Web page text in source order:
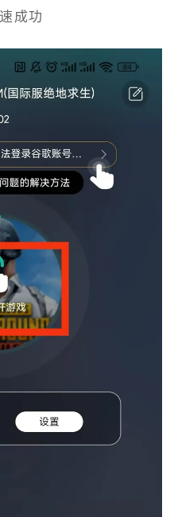
成功